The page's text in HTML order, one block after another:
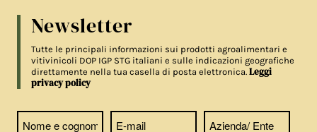
Newsletter
Tutte le principali informazioni sui prodotti agroalimentari e
vitivinicoli DOP IGP STG italiani e sulle indicazioni geografiche
direttamente nella tua casella di posta elettronica.Leggi
privacy policy